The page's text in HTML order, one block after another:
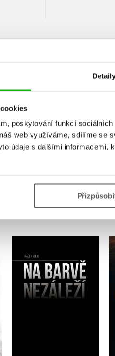
Detaily
poskytování funkcí
web využíváme, sdílíme se
údaje s dalšími informacemi,
Vaše hodnocení
Uživatelskou recenzi mohou
Přihlásit
MOHLO BY VÁS
Na barvě nezáleží
Radek Holík